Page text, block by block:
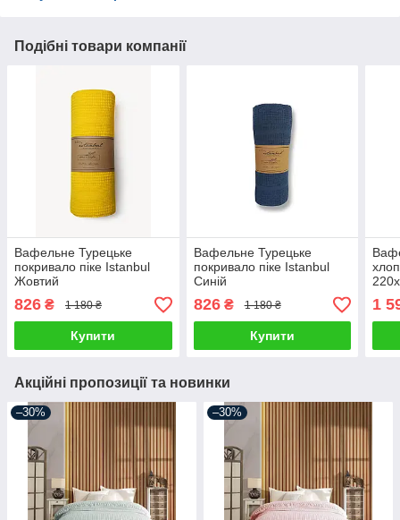
Подібні товари компанії
Вафельне Турецьке
покривало піке Istanbul
Жовтий
826 ₴ 1 180 ₴
Купити
Вафельне Турецьке
покривало піке Istanbul
Синій
826₴ 1 180 ₴
Купити
1
Акційні пропозиції та новинки
–30% –30%